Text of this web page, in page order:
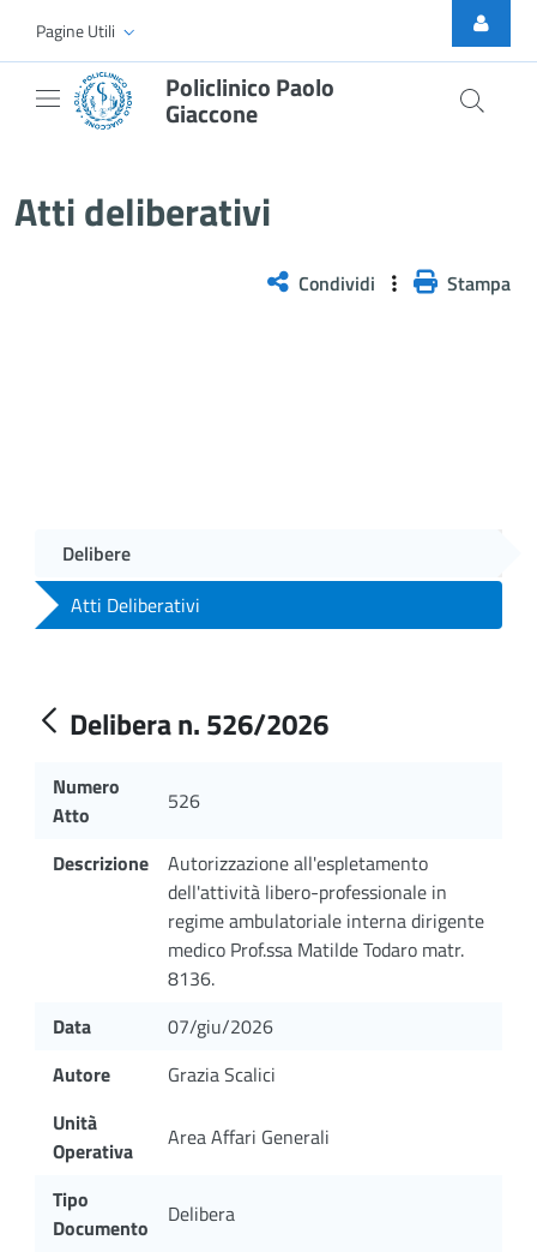
Skip to Main Content
Pagine Utili
Policlinico Paolo
Giaccone
Atti deliberativi
Condividi Stampa
Delibere
Atti Deliberativi
Delibera n. 526/2026
Numero
Atto
526
Descrizione
Autorizzazione all'espletamento
dell'attività libero-professionale in
regime ambulatoriale interna dirigente
medico Prof.ssa Matilde Todaro matr.
8136.
Data
07/giu/2026
Autore
Grazia Scalici
Unità
Operativa
Area Affari Generali
Tipo
Documento
Delibera